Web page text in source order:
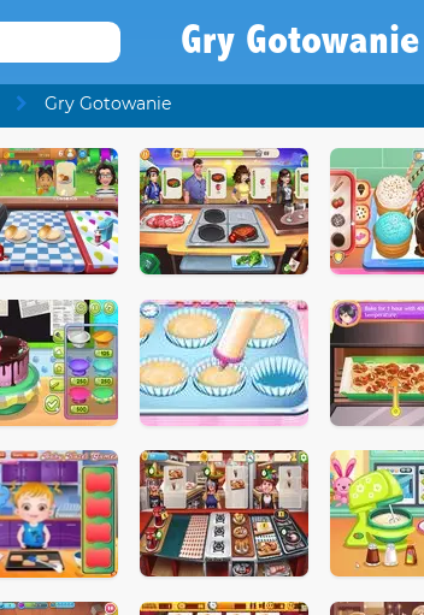
Gry Gotowanie
Gry Gotowanie